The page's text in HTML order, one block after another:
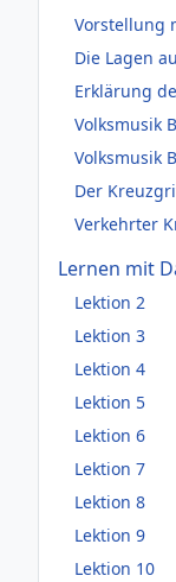
Vorstellung
Die Lagen
Erklärung
Volksmusik
Volksmusik
Der
Verkehrter
Lernen mit
Lektion 2
Lektion 3
Lektion 4
Lektion 5
Lektion 6
Lektion 7
Lektion 8
Lektion 9
Lektion 10